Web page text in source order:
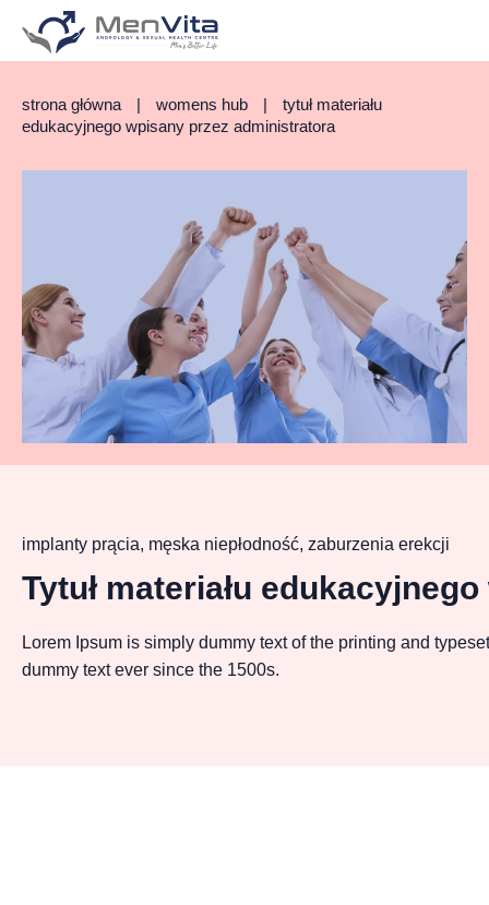
strona główna | womens hub |
tytuł materiału
edukacyjnego wpisany przez administratora
implanty prącia, męska niepłodność, zaburzenia erekcji
Tytuł materiału
Lorem Ipsum is simply dummy text of the printing and
dummy text ever since the 1500s.